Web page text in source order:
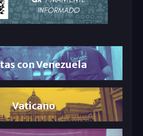
con Venezuela
Vaticano